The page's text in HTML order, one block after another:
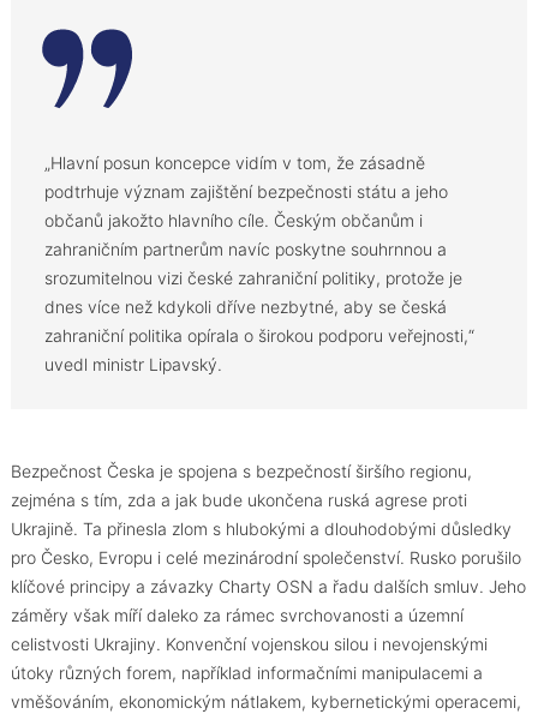
„Hlavní posun koncepce vidím v tom, že zásadně
podtrhuje význam zajištění bezpečnosti státu a jeho
občanů jakožto hlavního cíle. Českým občanům i
zahraničním partnerům navíc poskytne souhrnnou a
srozumitelnou vizi české zahraniční politiky, protože je
dnes více než kdykoli dříve nezbytné, aby se česká
zahraniční politika opírala o širokou podporu veřejnosti,“
uvedl ministr Lipavský.
Bezpečnost Česka je spojena s bezpečností širšího regionu,
zejména s tím, zda a jak bude ukončena ruská agrese proti
Ukrajině. Ta přinesla zlom s hlubokými a dlouhodobými důsledky
pro Česko, Evropu i celé mezinárodní společenství. Rusko porušilo
klíčové principy a závazky Charty OSN a řadu dalších smluv. Jeho
záměry však míří daleko za rámec svrchovanosti a územní
celistvosti Ukrajiny. Konvenční vojenskou silou i nevojenskými
útoky různých forem, například informačními manipulacemi a
vměšováním, ekonomickým nátlakem, kybernetickými operacemi,